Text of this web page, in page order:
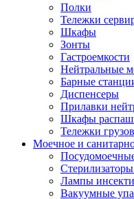
Полки
Тележки
Шкафы
Зонты
Гастроемкости
Нейтральные
Барные
Диспенсеры
Прилавки
Шкафы
Тележки
Моечное и
Лампы
Вакуумные